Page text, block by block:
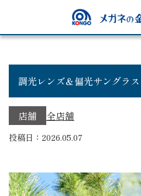
SHOP
調光レンズ＆偏光サングラ
店舗 全店舗
投稿日：2026.05.07